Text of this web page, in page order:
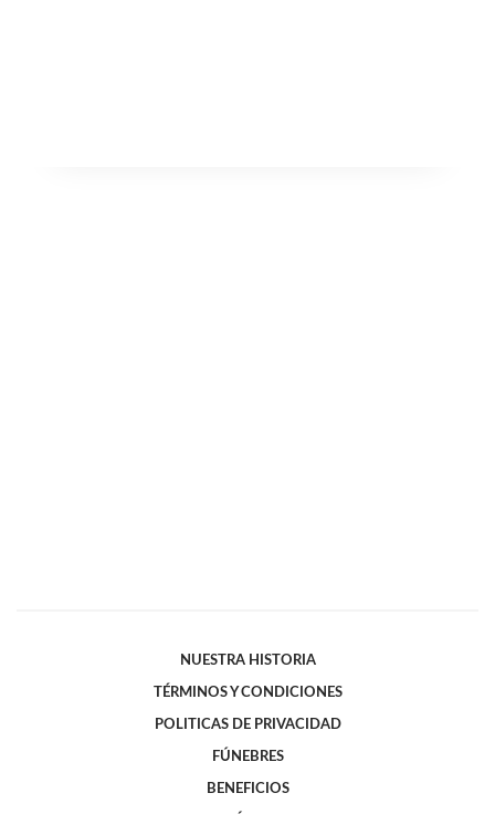
NUESTRA HISTORIA
TÉRMINOS Y CONDICIONES
POLITICAS DE PRIVACIDAD
FÚNEBRES
BENEFICIOS